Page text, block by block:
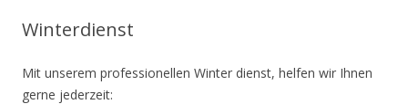
Winterdienst
Mit unserem professionellen Winter dienst, helfen wir Ihnen
gerne jederzeit: